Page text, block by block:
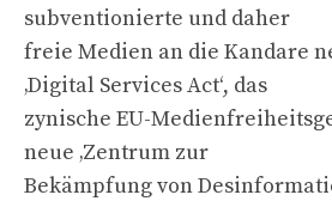
subventionierte und daher
freie Medien an die Kandare
‚Digital Services Act‘, das
zynische EU-
neue ‚Zentrum zur
Bekämpfung von